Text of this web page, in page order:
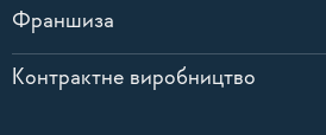
Франшиза
Контрактне виробництво